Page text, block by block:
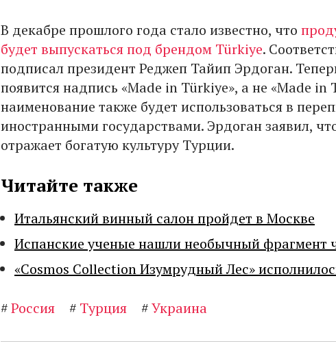
В декабре прошлого года стало известно, что
будет выпускаться под брендом Türkiye.
подписал президент Реджеп Тайип Эрдоган.
появится надпись «Made in Türkiye», а не «Made in
наименование также будет использоваться в
иностранными государствами. Эрдоган заявил,
отражает богатую культуру Турции.
Читайте также
Итальянский винный салон пройдет в Москве
Испанские ученые нашли необычный фрагмент
«Cosmos Collection Изумрудный Лес»
#Россия # Турция #Украина